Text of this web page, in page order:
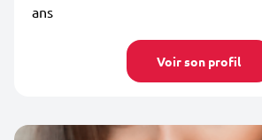
ans
Voir son profil